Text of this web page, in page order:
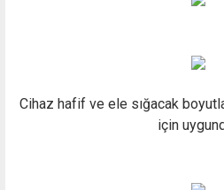
Cihaz hafif ve ele sığacak
için